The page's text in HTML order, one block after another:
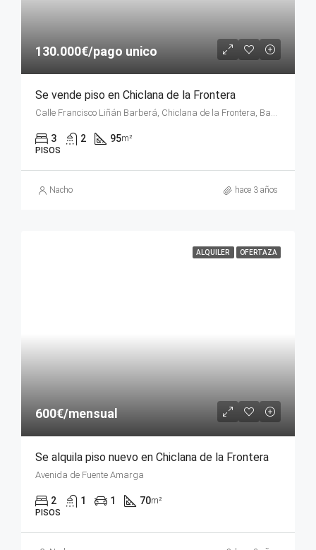
130.000€/pago unico
Se vende piso en Chiclana de la Frontera
Calle Francisco Liñán Barberá, Chiclana de la Frontera, Bahía de Cádiz, Cádiz, Andalucía, 11130, España
3 2 95m²
PISOS
Nacho hace 3 años
ALQUILER OFERTAZA
600€/mensual
Se alquila piso nuevo en Chiclana de la Frontera
Avenida de Fuente Amarga
2 1 1 70m²
PISOS